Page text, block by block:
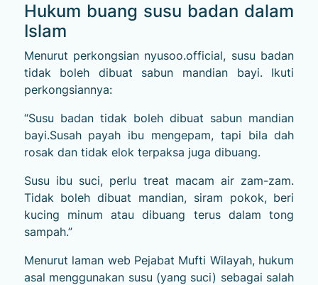
Hukum buang susu badan dalam
Islam
Menurut perkongsian nyusoo.official, susu badan
tidak boleh dibuat sabun mandian bayi. Ikuti
perkongsiannya:
“Susu badan tidak boleh dibuat sabun mandian
bayi.Susah payah ibu mengepam, tapi bila dah
rosak dan tidak elok terpaksa juga dibuang.
Susu ibu suci, perlu treat macam air zam-zam.
Tidak boleh dibuat mandian, siram pokok, beri
kucing minum atau dibuang terus dalam tong
sampah.”
Menurut laman web Pejabat Mufti Wilayah, hukum
asal menggunakan susu (yang suci) sebagai salah